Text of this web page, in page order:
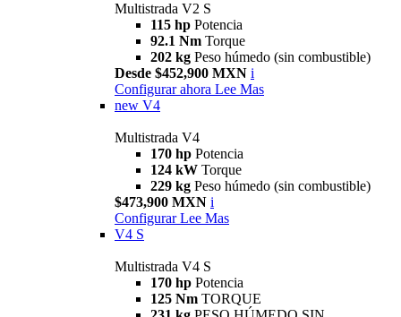
Multistrada V2 S
115 hp Potencia
92.1 Nm Torque
202 kg Peso húmedo (sin combustible)
Desde $452,900 MXN i
Configurar ahora Lee Mas
new V4
Multistrada V4
170 hp Potencia
124 kW Torque
229 kg Peso húmedo (sin combustible)
$473,900 MXN i
Configurar Lee Mas
V4 S
Multistrada V4 S
170 hp Potencia
125 Nm TORQUE